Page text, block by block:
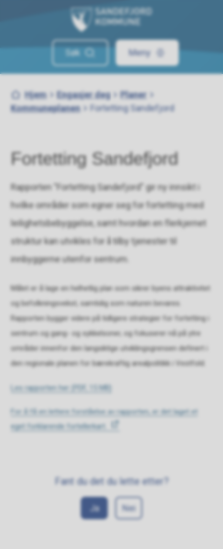
Sandefjord kommune
Søk Meny
Du er her:
Hjem Engasjer deg
Planer
Kommuneplanen
Fortetting Sandefjord
Fortetting Sandefjord
Rapporten "Fortetting Sandefjord" gir ny innsikt i
hvilke områder som egner seg for fortetting med
leilighetsbebyggelse, samt hvordan en flerkjernet
struktur kan utvikles for å tilby tjenester til
innbyggerne utenfor sentrum.
Målet er å lage en helhetlig plan som sikrer byens attraktivitet
og befolkningsvekst, samtidig som naturen bevares.
Rapporten bygger videre på tidligere strategier for fortetting i
sentrum og gang- og sykkelsoner, og fokuserer nå på ytre
områder innenfor den langsiktige utviklingsgrensen definert i
den regionale planen for bærekraftig arealpolitikk i Vestfold.
Les rapporten her (PDF, 15 MB)
For å få en lettere forståelse av rapporten, er det laget et
eget forklarende fortellerkart.
Fant du det du lette etter?
Ja Nei